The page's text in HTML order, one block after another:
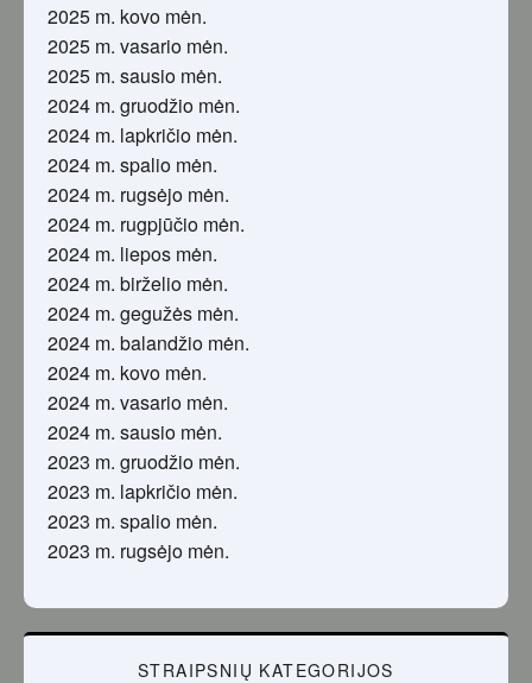
2025 m. kovo mėn.
2025 m. vasario mėn.
2025 m. sausio mėn.
2024 m. gruodžio mėn.
2024 m. lapkričio mėn.
2024 m. spalio mėn.
2024 m. rugsėjo mėn.
2024 m. rugpjūčio mėn.
2024 m. liepos mėn.
2024 m. birželio mėn.
2024 m. gegužės mėn.
2024 m. balandžio mėn.
2024 m. kovo mėn.
2024 m. vasario mėn.
2024 m. sausio mėn.
2023 m. gruodžio mėn.
2023 m. lapkričio mėn.
2023 m. spalio mėn.
2023 m. rugsėjo mėn.
STRAIPSNIŲ KATEGORIJOS